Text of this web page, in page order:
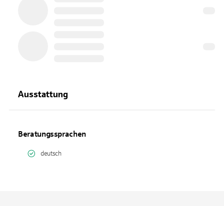
Ausstattung
Beratungssprachen
deutsch